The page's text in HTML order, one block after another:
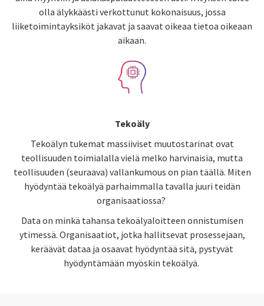
olla älykkäästi verkottunut kokonaisuus, jossa
liiketoimintayksiköt jakavat ja saavat oikeaa tietoa oikeaan
aikaan.
Tekoäly
Tekoälyn tukemat massiiviset muutostarinat ovat
teollisuuden toimialalla vielä melko harvinaisia, mutta
teollisuuden (seuraava) vallankumous on pian täällä. Miten
hyödyntää tekoälyä parhaimmalla tavalla juuri teidän
organisaatiossa?
Data on minkä tahansa tekoälyaloitteen onnistumisen
ytimessä. Organisaatiot, jotka hallitsevat prosessejaan,
keräävät dataa ja osaavat hyödyntää sitä, pystyvät
hyödyntämään myöskin tekoälyä.